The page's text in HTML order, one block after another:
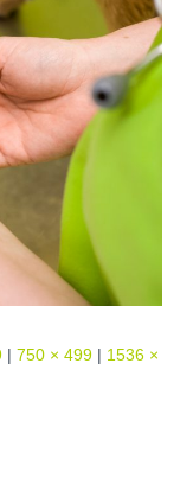
| 750 × 499 | 1536 ×